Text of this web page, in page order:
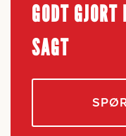
GODT
SAGT